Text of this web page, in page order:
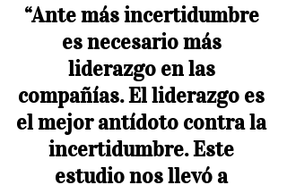
“Ante más incertidumbre
es necesario más
liderazgo en las
compañías. El liderazgo es
el mejor antídoto contra la
incertidumbre. Este
estudio nos llevó a